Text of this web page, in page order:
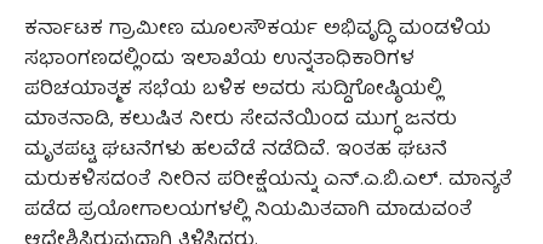
ಕರ್ನಾಟಕ ಗ್ರಾಮೀಣ ಮೂಲಸೌಕರ್ಯ ಅಭಿವೃದ್ಧಿ ಮಂಡಳಿಯ
ಸಭಾಂಗಣದಲ್ಲಿಂದು ಇಲಾಖೆಯ ಉನ್ನತಾಧಿಕಾರಿಗಳ
ಪರಿಚಯಾತ್ಮಕ ಸಭೆಯ ಬಳಿಕ ಅವರು ಸುದ್ದಿಗೋಷ್ಠಿಯಲ್ಲಿ
ಮಾತನಾಡಿ, ಕಲುಷಿತ ನೀರು ಸೇವನೆಯಿಂದ ಮುಗ್ಧ ಜನರು
ಮೃತಪಟ್ಟ ಘಟನೆಗಳು ಹಲವೆಡೆ ನಡೆದಿವೆ. ಇಂತಹ ಘಟನೆ
ಮರುಕಳಿಸದಂತೆ ನೀರಿನ ಪರೀಕ್ಷೆಯನ್ನು ಎನ್.ಎ.ಬಿ.ಎಲ್. ಮಾನ್ಯತೆ
ಪಡೆದ ಪ್ರಯೋಗಾಲಯಗಳಲ್ಲಿ ನಿಯಮಿತವಾಗಿ ಮಾಡುವಂತೆ